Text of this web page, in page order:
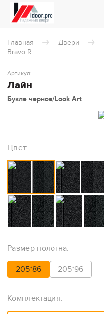
Главная Двери
Bravo R
Лайн
Артикул:
Букле черное/Look Art
Цвет:
Размер полотна:
205*86 205*96
Комплектация: